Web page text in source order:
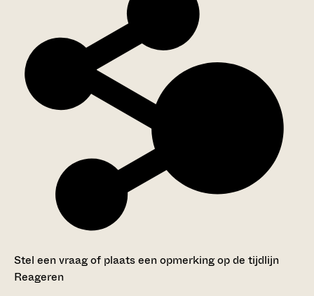
Stel een vraag of plaats een opmerking op de tijdlijn
Reageren